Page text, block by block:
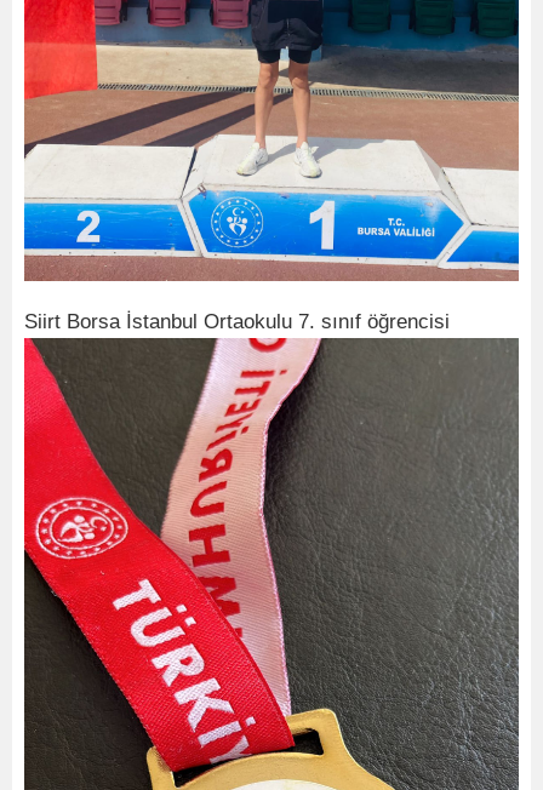
Siirt Borsa İstanbul Ortaokulu 7. sınıf öğrencisi